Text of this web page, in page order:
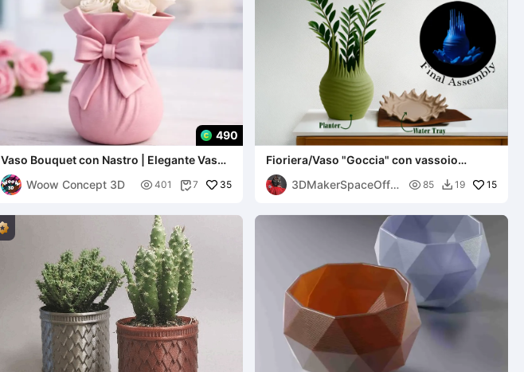
490
Vaso Bouquet con Nastro | Elegante Vaso
a Borsa di Fiori con Fiocco
Woow Concept 3D
 401 7 35
Fioriera/Vaso "Goccia" con vassoio
"Schizzo"
3DMakerSpaceOffic
 85  19 15